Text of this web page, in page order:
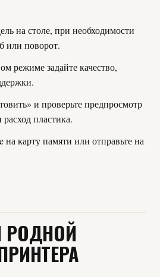
на столе, при необходимости
или поворот.
режиме задайте качество,
и проверьте предпросмотр
пластика.
на карту памяти или отправьте на
РОДНОЙ